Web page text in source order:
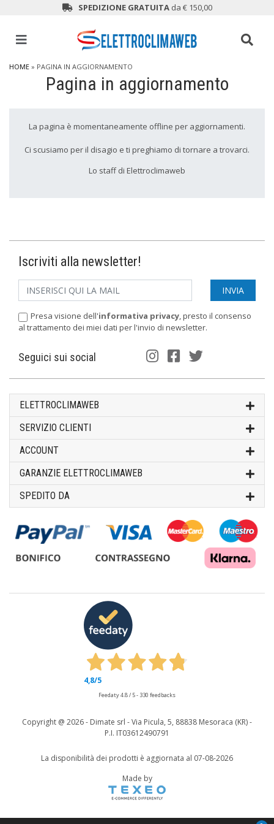
SPEDIZIONE GRATUITAda € 150,00
HOME » PAGINA IN AGGIORNAMENTO
Pagina in aggiornamento
La pagina è momentaneamente offline per aggiornamenti.
Ci scusiamo per il disagio e ti preghiamo di tornare a trovarci.
Lo staff di Elettroclimaweb
Iscriviti alla newsletter!
Presa visione dell'informativa privacy, presto il consenso
al trattamento dei miei dati per l'invio di newsletter.
Seguici sui social
ELETTROCLIMAWEB
SERVIZIO CLIENTI
ACCOUNT
GARANZIE ELETTROCLIMAWEB
SPEDITO DA
Copyright @ 2026 - Dimate srl - Via Picula, 5, 88838 Mesoraca (KR) -
P.I. IT03612490791
La disponibilità dei prodotti è aggiornata al 07-08-2026
4,8/5
Feedaty4.8/ 5- 330 feedbacks
Made by